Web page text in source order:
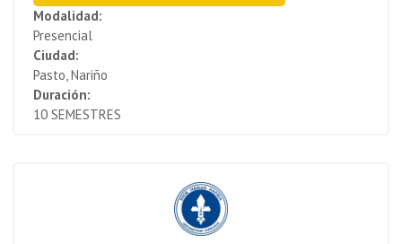
Modalidad:
Presencial
Ciudad:
Pasto, Nariño
Duración:
10 SEMESTRES